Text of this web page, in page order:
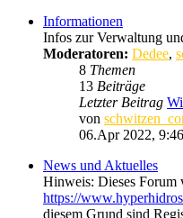
Informationen
Infos zur Verwaltung
Moderatoren: Dedee,
8 Themen
13 Beiträge
Letzter Beitrag
von
06.Apr 2022, 9:46
News und Aktuelles
Hinweis: Dieses Forum
https://
diesem Grund sind